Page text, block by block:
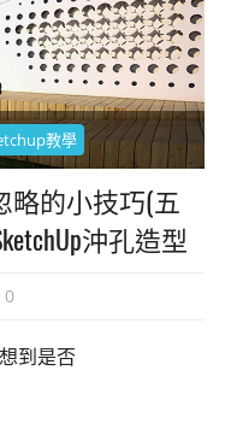
教學
略的小技巧(五
沖孔造型
0
到是否